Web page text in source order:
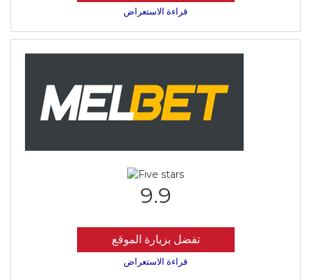
قراءة الاستعراض
9.9
تفضل بزيارة الموقع
قراءة الاستعراض